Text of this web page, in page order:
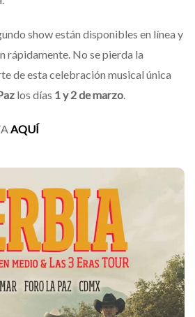
show están disponibles en línea y
rápidamente. No se pierda la
de esta celebración musical única
los días 1 y 2 de marzo.
AQUÍ